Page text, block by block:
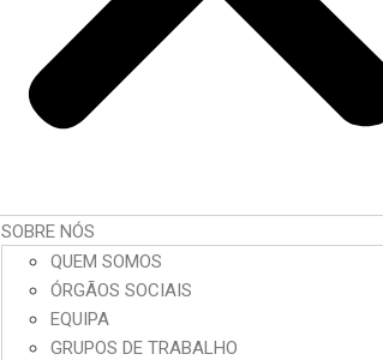
SOBRE NÓS
QUEM SOMOS
ÓRGÃOS SOCIAIS
EQUIPA
GRUPOS DE TRABALHO